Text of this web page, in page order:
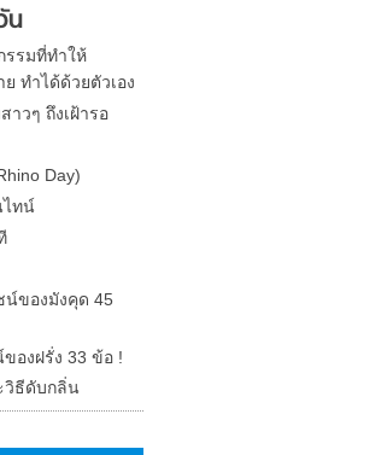
น
รรมที่ทำให้
ย ทำได้ด้วยตัวเอง
าวๆ ถึงเฝ้ารอ
Day)
ไทน์
ของมังคุด 45
องฝรั่ง 33 ข้อ !
วิธีดับกลิ่น